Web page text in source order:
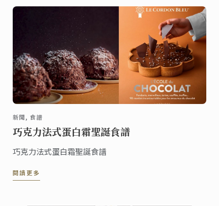
新聞, 食譜
巧克力法式蛋白霜聖誕食譜
巧克力法式蛋白霜聖誕食譜
閱讀更多